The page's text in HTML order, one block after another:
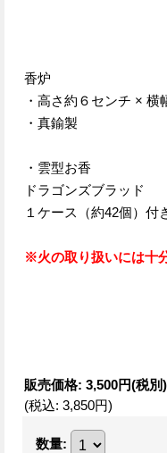
香炉
・高さ約６センチ × 横
・真鍮製
・雲型お香
ドラゴンズブラッド
１ケース（約42個）付
※火の取り扱いには十
販売価格: 3,500円(税別)
(税込: 3,850円)
数量: